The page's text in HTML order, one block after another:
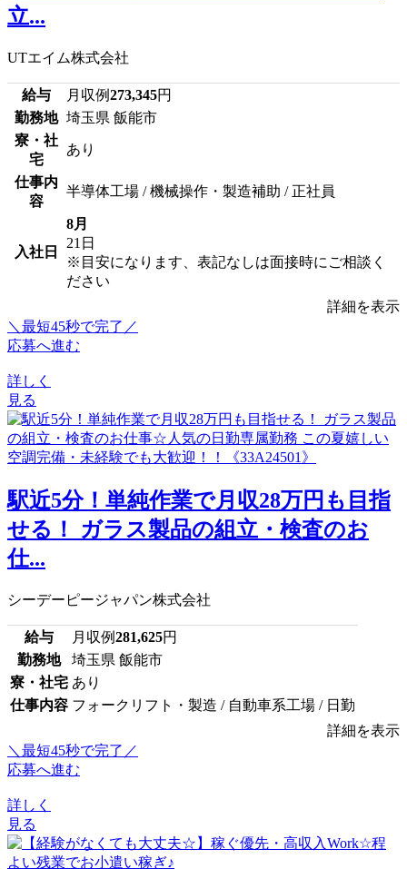
立...
UTエイム株式会社
給与 月収例273,345円
勤務地 埼玉県 飯能市
寮・社
宅
あり
仕事内
容
半導体工場 / 機械操作・製造補助 / 正社員
入社日
8月
21日
※目安になります、表記なしは面接時にご相談く
ださい
詳細を表示
＼最短45秒で完了／
応募へ進む
詳しく
見る
駅近5分！単純作業で月収28万円も目指
せる！ ガラス製品の組立・検査のお
仕...
シーデーピージャパン株式会社
給与 月収例281,625円
勤務地
埼玉県 飯能市
寮・社宅 あり
仕事内容 フォークリフト・製造 / 自動車系工場 / 日勤
詳細を表示
＼最短45秒で完了／
応募へ進む
詳しく
見る